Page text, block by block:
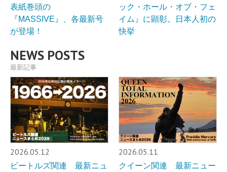
表紙巻頭の
『MASSIVE』、各最新号
が登場！
ック・ホール・オブ・フェ
イム』に顕彰。日本人初の
快挙
NEWS POSTS
最新記事
2026.05.12
ビートルズ関連 最新ニュ
2026.05.11
クイーン関連 最新ニュー